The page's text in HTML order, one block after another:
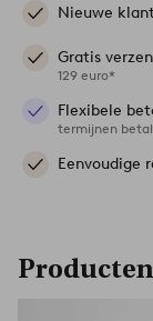
Nieuwe
Gratis
129 euro*
Flexibele
termijnen
Eenvoudige